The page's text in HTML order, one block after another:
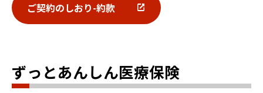
ご契約のしおり-約款
ずっとあんしん医療保険